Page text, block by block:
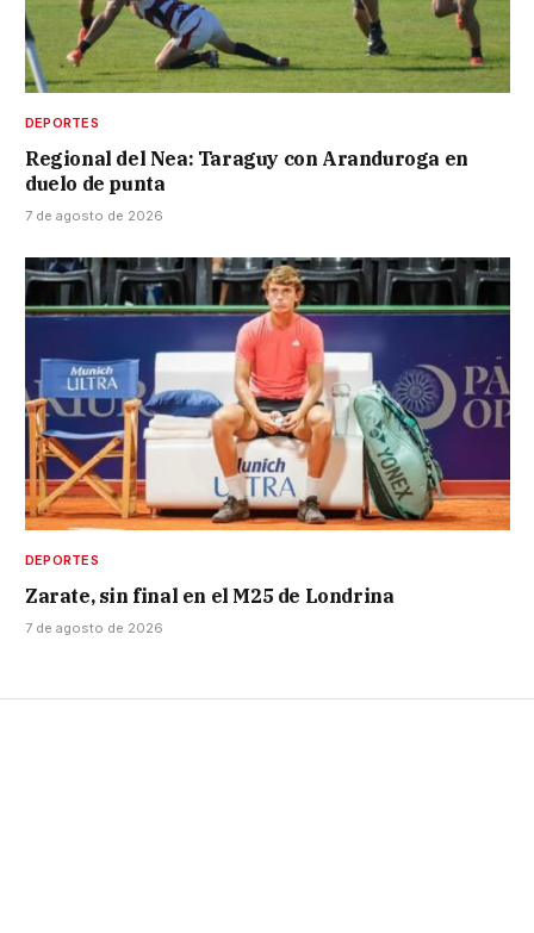
DEPORTES
Regional del Nea: Taraguy con Aranduroga en
duelo de punta
7 de agosto de 2026
DEPORTES
Zarate, sin final en el M25 de Londrina
7 de agosto de 2026